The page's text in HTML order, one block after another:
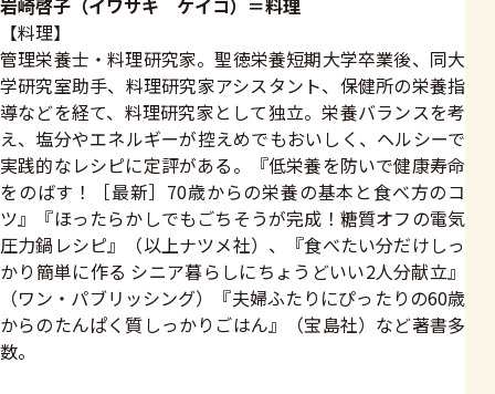
岩崎啓子（イワサキ ケイコ）＝料理
【料理】
管理栄養士・料理研究家。聖徳栄養短期大学卒業後、同大
学研究室助手、料理研究家アシスタント、保健所の栄養指
導などを経て、料理研究家として独立。栄養バランスを考
え、塩分やエネルギーが控えめでもおいしく、ヘルシーで
実践的なレシピに定評がある。『低栄養を防いで健康寿命
をのばす！［最新］70歳からの栄養の基本と食べ方のコ
ツ』『ほったらかしでもごちそうが完成！糖質オフの電気
圧力鍋レシピ』（以上ナツメ社）、『食べたい分だけしっ
かり簡単に作る シニア暮らしにちょうどいい2人分献立』
（ワン・パブリッシング）『夫婦ふたりにぴったりの60歳
からのたんぱく質しっかりごはん』（宝島社）など著書多
数。